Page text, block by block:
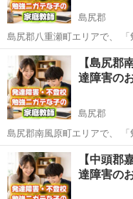
島尻郡
島尻郡八重瀬町エリアで、
ない」と感じているお子さま
お子さまを対象に、 家庭教
す。 「家庭教師のアー...
沖縄 島尻郡 その他
【島尻郡
達障害の
島尻郡
島尻郡南風原町エリアで、 「
ない」と感じているお子さま
お子さまを対象に、 家庭教
す。 「家庭教師のアー...
沖縄 島尻郡 その他
【中頭郡
達障害の